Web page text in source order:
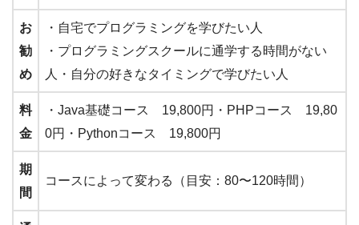
お
勧
め
・自宅でプログラミングを学びたい人
・プログラミングスクールに通学する時間がない
人・自分の好きなタイミングで学びたい人
料
金
・Java基礎コース 19,800円・PHPコース 19,80
0円・Pythonコース 19,800円
期
間
コースによって変わる（目安：80〜120時間）